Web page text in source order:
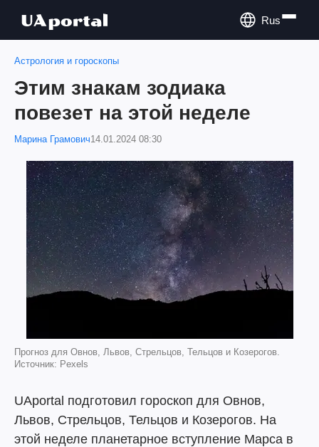
Rus
Астрология и гороскопы
Этим знакам зодиака
повезет на этой неделе
Марина Грамович14.01.2024 08:30
Прогноз для Овнов, Львов, Стрельцов, Тельцов и Козерогов.
Источник: Pexels
UAportal подготовил гороскоп для Овнов,
Львов, Стрельцов, Тельцов и Козерогов. На
этой неделе планетарное вступление Марса в